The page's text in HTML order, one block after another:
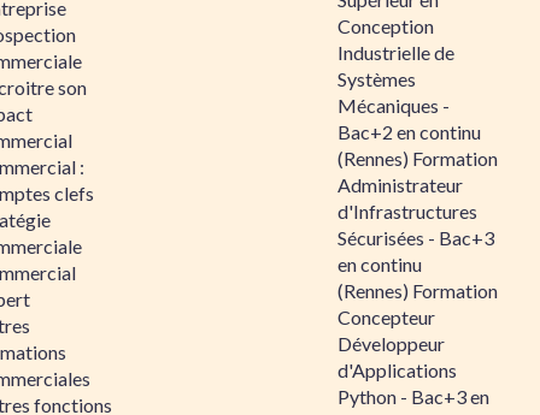
son
:
clefs
fonctions
Conception
Industrielle de
Systèmes
Mécaniques -
Bac+2 en continu
(Rennes) Formation
Administrateur
d'Infrastructures
Sécurisées - Bac+3
en continu
(Rennes) Formation
Concepteur
Développeur
d'Applications
Python - Bac+3 en